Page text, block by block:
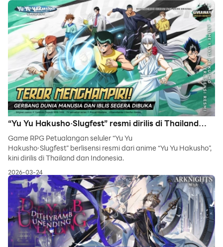
“Yu Yu Hakusho·Slugfest” resmi dirilis di Thailand
dan Indonesia! Dapatkan 1M Hadiah Pra-registrasi!
Game RPG Petualangan seluler “Yu Yu
Hakusho·Slugfest” berlisensi resmi dari anime “Yu Yu Hakusho”,
kini dirilis di Thailand dan Indonesia.
2026-03-24